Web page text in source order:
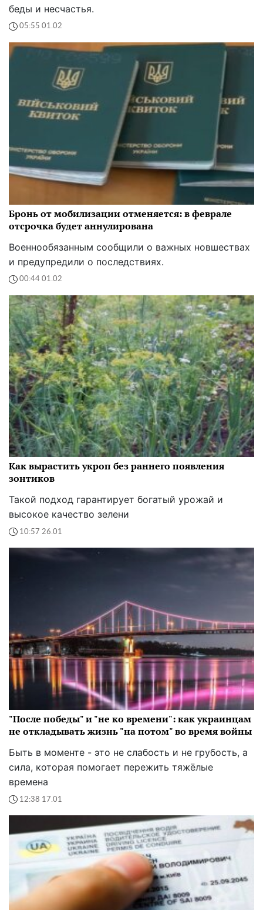
беды и несчастья.
05:55 01.02
Бронь от мобилизации отменяется: в феврале
отсрочка будет аннулирована
Военнообязанным сообщили о важных новшествах
и предупредили о последствиях.
00:44 01.02
Как вырастить укроп без раннего появления
зонтиков
Такой подход гарантирует богатый урожай и
высокое качество зелени
10:57 26.01
"После победы" и "не ко времени": как украинцам
не откладывать жизнь "на потом" во время войны
Быть в моменте - это не слабость и не грубость, а
сила, которая помогает пережить тяжёлые
времена
12:38 17.01